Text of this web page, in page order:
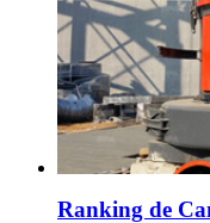
Ranking de